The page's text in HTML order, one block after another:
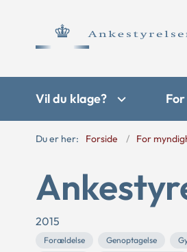
Vil du klage?
Du er her: Forside For
2015
Forældelse Genoptagelse